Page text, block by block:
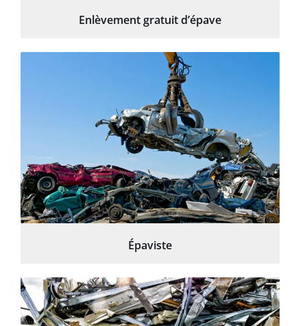
Enlèvement gratuit d’épave
Épaviste